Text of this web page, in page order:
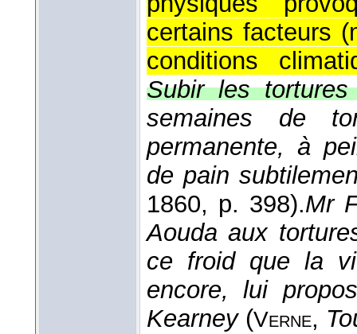
certains facteurs
conditions
Subir les
semaines de
permanente, à
de pain
1860, p. 398).Mr
Aouda aux
ce froid que la
encore, lui
Kearney(Verne,